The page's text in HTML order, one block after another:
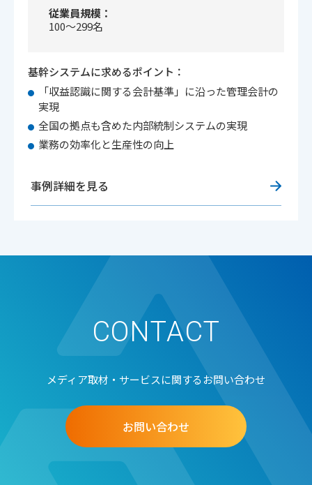
従業員規模
100〜299名
基幹システムに求めるポイント：
「収益認識に関する会計基準」に沿った管理会計の
実現
全国の拠点も含めた内部統制システムの実現
業務の効率化と生産性の向上
事例詳細を見る
CONTACT
メディア取材・サービスに関するお問い合わせ
お問い合わせ